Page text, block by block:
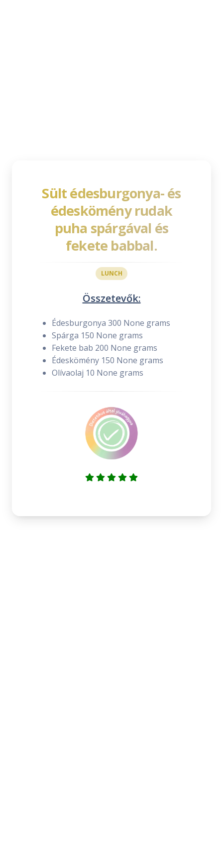
Sült édesburgonya- és
édeskömény rudak
puha spárgával és
fekete babbal.
LUNCH
Összetevők:
Édesburgonya 300 None grams
Spárga 150 None grams
Fekete bab 200 None grams
Édeskömény 150 None grams
Olívaolaj 10 None grams